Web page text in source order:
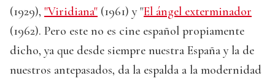
(1929), "Viridiana" (1961) y "El ángel exterminador
(1962). Pero este no es cine español propiamente
dicho, ya que desde siempre nuestra España y la de
nuestros antepasados, da la espalda a la modernidad